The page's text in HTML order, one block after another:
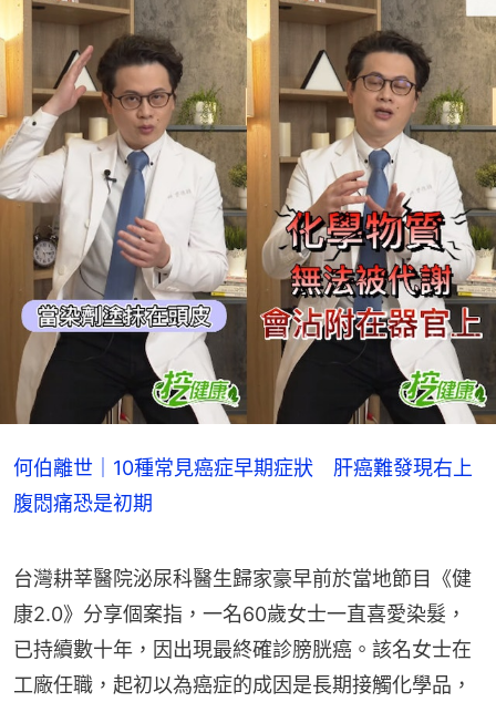
何伯離世｜10種常見癌症早期症狀 肝癌難發現右上
腹悶痛恐是初期
台灣耕莘醫院泌尿科醫生歸家豪早前於當地節目《健
康2.0》分享個案指，一名60歲女士一直喜愛染髮，
已持續數十年，因出現最終確診膀胱癌。該名女士在
工廠任職，起初以為癌症的成因是長期接觸化學品，